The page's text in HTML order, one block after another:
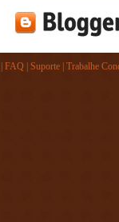
FAQ Suporte| Trabalhe